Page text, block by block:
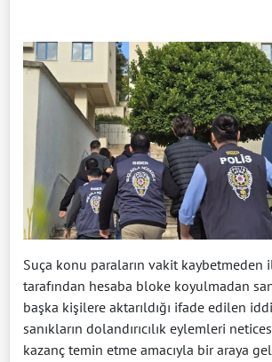
Suça konu paraların vakit kaybetmeden
tarafından hesaba bloke koyulmadan
başka kişilere aktarıldığı ifade edilen
sanıkların dolandırıcılık eylemleri
kazanç temin etme amacıyla bir araya